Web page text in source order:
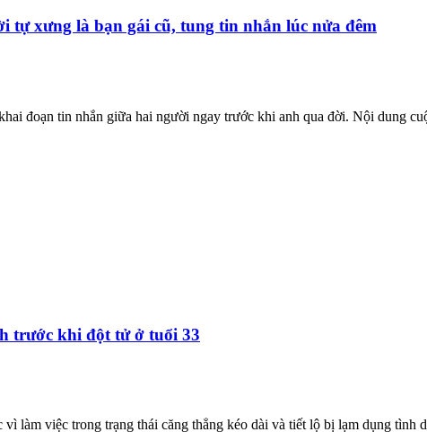
tự xưng là bạn gái cũ, tung tin nhắn lúc nửa đêm
đoạn tin nhắn giữa hai người ngay trước khi anh qua đời. Nội dung
trước khi đột tử ở tuổi 33
việc trong trạng thái căng thẳng kéo dài và tiết lộ bị lạm dụng tình